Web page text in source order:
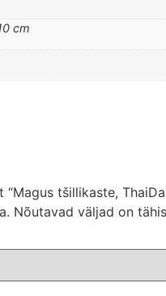
cm
tšillikaste,
Nõutavad väljad on